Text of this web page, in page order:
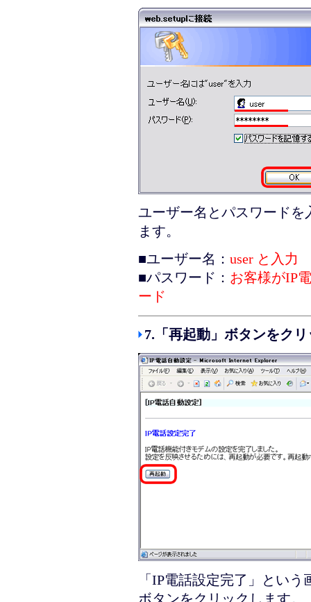
ユーザー名とパスワード
ます。
■ユーザー名： user と入力
■パスワード： お客様がIP
ード
7.「再起動」ボタンをク
「IP電話設定完了」とい
ボタンをクリックします。